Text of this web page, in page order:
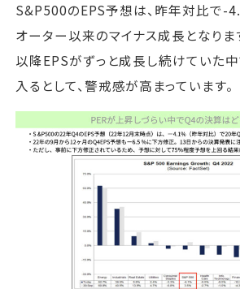
S&P500のEPS予想は、昨年対比で-
オーター以来のマイナス成長となりま
以降EPSがずっと成長し続けていた中
入るとして、警戒感が高まっています。